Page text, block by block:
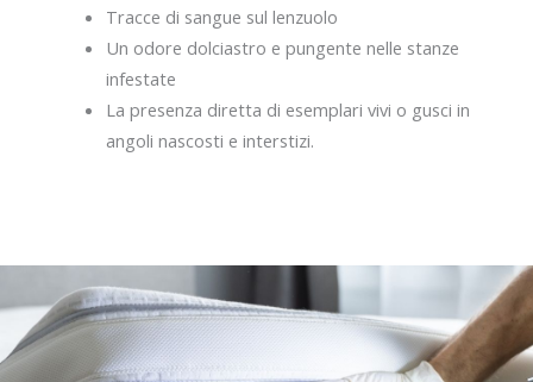
Tracce di sangue sul lenzuolo
Un odore dolciastro e pungente nelle stanze
infestate
La presenza diretta di esemplari vivi o gusci in
angoli nascosti e interstizi.